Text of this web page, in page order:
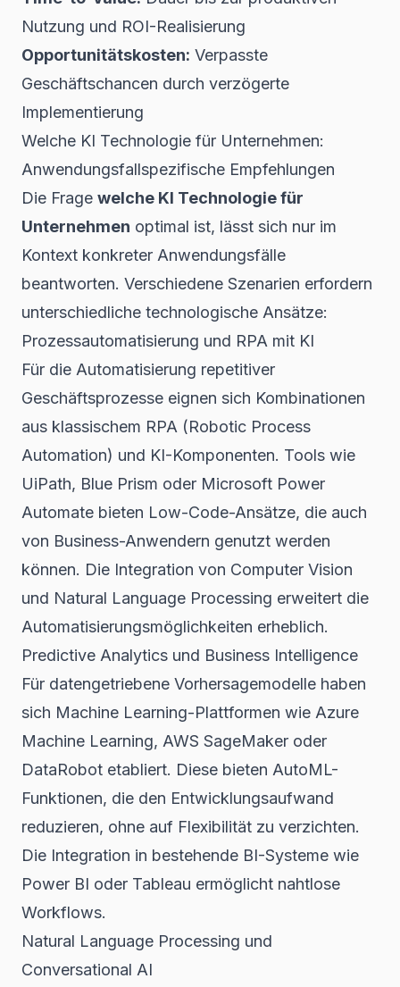
Nutzung und ROI-Realisierung
Opportunitätskosten: Verpasste
Geschäftschancen durch verzögerte
Implementierung
Welche KI Technologie für Unternehmen:
Anwendungsfallspezifische Empfehlungen
Die Frage welche KI Technologie für
Unternehmen optimal ist, lässt sich nur im
Kontext konkreter Anwendungsfälle
beantworten. Verschiedene Szenarien erfordern
unterschiedliche technologische Ansätze:
Prozessautomatisierung und RPA mit KI
Für die Automatisierung repetitiver
Geschäftsprozesse eignen sich Kombinationen
aus klassischem RPA (Robotic Process
Automation) und KI-Komponenten. Tools wie
UiPath, Blue Prism oder Microsoft Power
Automate bieten Low-Code-Ansätze, die auch
von Business-Anwendern genutzt werden
können. Die Integration von Computer Vision
und Natural Language Processing erweitert die
Automatisierungsmöglichkeiten erheblich.
Predictive Analytics und Business Intelligence
Für datengetriebene Vorhersagemodelle haben
sich Machine Learning-Plattformen wie Azure
Machine Learning, AWS SageMaker oder
DataRobot etabliert. Diese bieten AutoML-
Funktionen, die den Entwicklungsaufwand
reduzieren, ohne auf Flexibilität zu verzichten.
Die Integration in bestehende BI-Systeme wie
Power BI oder Tableau ermöglicht nahtlose
Workflows.
Natural Language Processing und
Conversational AI